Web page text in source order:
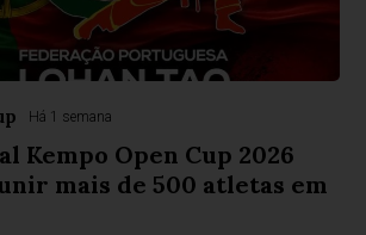
Há 1 semana
Kempo Open Cup 2026
mais de 500 atletas em